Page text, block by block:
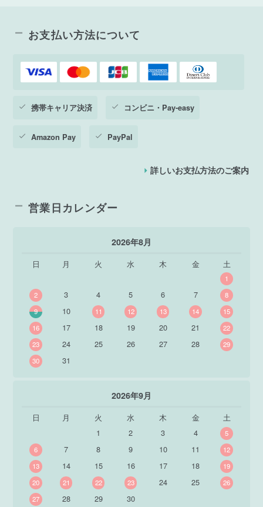
お支払い方法について
携帯キャリア決済 コンビニ・Pay-easy
Amazon Pay PayPal
詳しいお支払方法のご案内
営業日カレンダー
2026年8月
日 月 火 水 木 金 土
1
2
3 4 5 6 7
8
9
10 11 12 13 14
15
16
17 18 19 20 21
22
23
24 25 26 27 28
29
30
31
2026年9月
日 月 火 水 木 金
土
1
2 3 4
5
6
7 8 9 10 11
12
13
14 15 16 17 18
19
20
21 22 23 24 25
26
27
28 29 30